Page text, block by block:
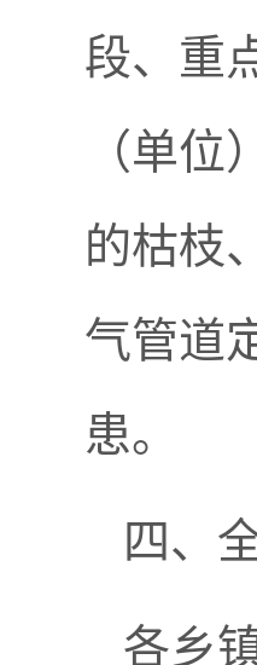
段、重
（单
的枯枝
气管道
患。
四、
各乡